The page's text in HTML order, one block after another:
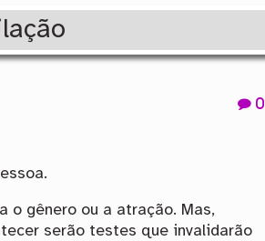
0
o gênero ou a atração. Mas,
serão testes que invalidarão